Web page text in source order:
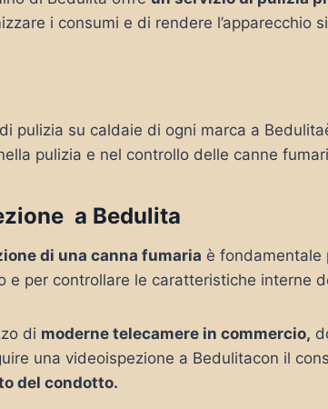
i consumi e di rendere l’apparecchio
pulizia su caldaie di ogni marca a
pulizia e nel controllo delle canne
a Bedulita
di una canna fumaria è fondamentale
e per controllare le caratteristiche interne
di moderne telecamere in commercio,
una videoispezione a Bedulitacon il
del condotto.